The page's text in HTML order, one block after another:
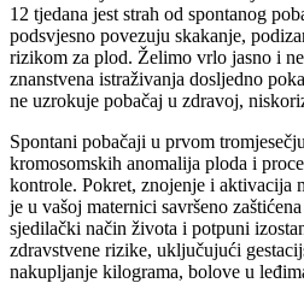
12 tjedana jest strah od spontanog
podsvjesno povezuju skakanje,
rizikom za plod. Želimo vrlo jasno i
znanstvena istraživanja dosljedno
ne uzrokuje pobačaj u zdravoj,
Spontani pobačaji u prvom
kromosomskih anomalija ploda i
kontrole. Pokret, znojenje i aktivacija
je u vašoj maternici savršeno
sjedilački način života i potpuni
zdravstvene rizike, uključujući
nakupljanje kilograma, bolove u